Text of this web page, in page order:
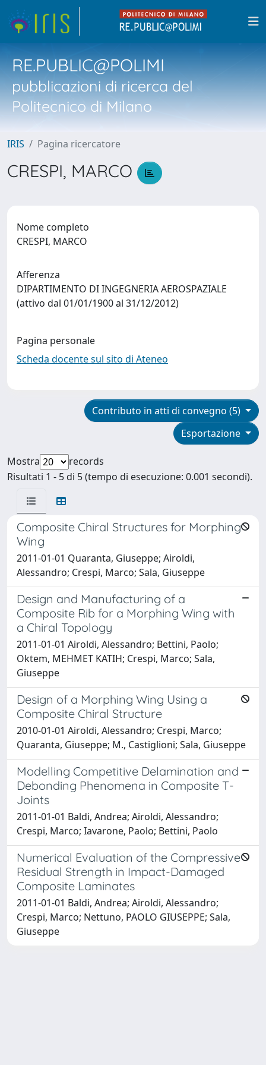
RE.PUBLIC@POLIMI
pubblicazioni di ricerca del
Politecnico di Milano
IRIS Pagina ricercatore
CRESPI, MARCO
Nome completo
CRESPI, MARCO
Afferenza
DIPARTIMENTO DI INGEGNERIA AEROSPAZIALE
(attivo dal 01/01/1900 al 31/12/2012)
Pagina personale
Scheda docente sul sito di Ateneo
Contributo in atti di convegno (5)
Esportazione
Mostra
records
Risultati 1 - 5 di 5 (tempo di esecuzione: 0.001 secondi).
Composite Chiral Structures for Morphing
Wing
2011-01-01 Quaranta, Giuseppe; Airoldi,
Alessandro; Crespi, Marco; Sala, Giuseppe
Design and Manufacturing of a
Composite Rib for a Morphing Wing with
a Chiral Topology
2011-01-01 Airoldi, Alessandro; Bettini, Paolo;
Oktem, MEHMET KATIH; Crespi, Marco; Sala,
Giuseppe
Design of a Morphing Wing Using a
Composite Chiral Structure
2010-01-01 Airoldi, Alessandro; Crespi, Marco;
Quaranta, Giuseppe; M., Castiglioni; Sala, Giuseppe
Modelling Competitive Delamination and
Debonding Phenomena in Composite T-
Joints
2011-01-01 Baldi, Andrea; Airoldi, Alessandro;
Crespi, Marco; Iavarone, Paolo; Bettini, Paolo
Numerical Evaluation of the Compressive
Residual Strength in Impact-Damaged
Composite Laminates
2011-01-01 Baldi, Andrea; Airoldi, Alessandro;
Crespi, Marco; Nettuno, PAOLO GIUSEPPE; Sala,
Giuseppe